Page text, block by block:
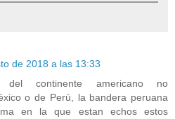
de 2018 a las 13:33
continente americano no
o de Perú, la bandera peruana
en la que estan echos estos